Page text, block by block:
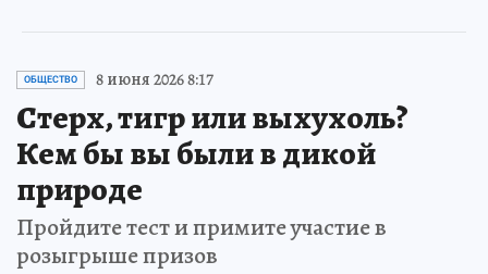
ОБЩЕСТВО 8 июня 2026 8:17
Стерх, тигр или выхухоль?
Кем бы вы были в дикой
природе
Пройдите тест и примите участие в
розыгрыше призов